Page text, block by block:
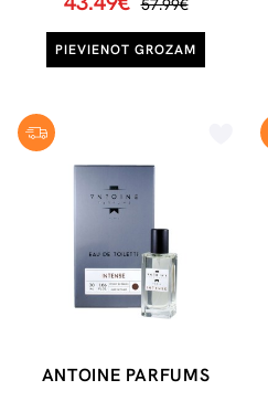
57.99€
PIEVIENOT GROZAM
ANTOINE PARFUMS